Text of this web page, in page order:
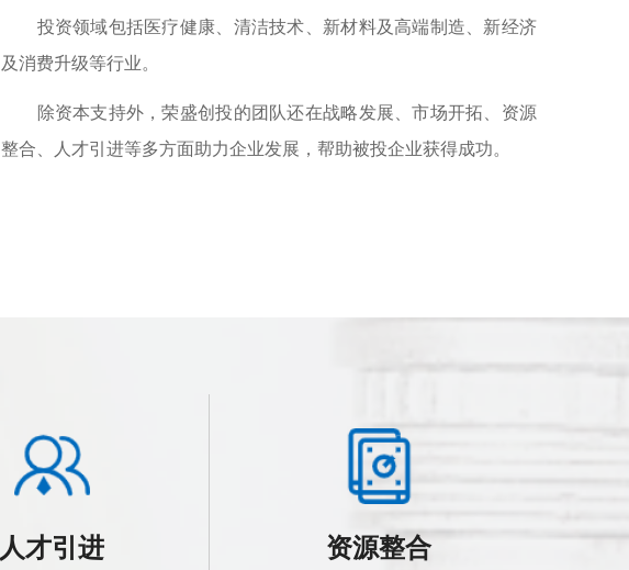
投资领域包括医疗健康、清洁技术、新材料及高端制造、新经济
及消费升级等行业。
除资本支持外，荣盛创投的团队还在战略发展、市场开拓、资源
整合、人才引进等多方面助力企业发展，帮助被投企业获得成功。
人才引进 资源整合